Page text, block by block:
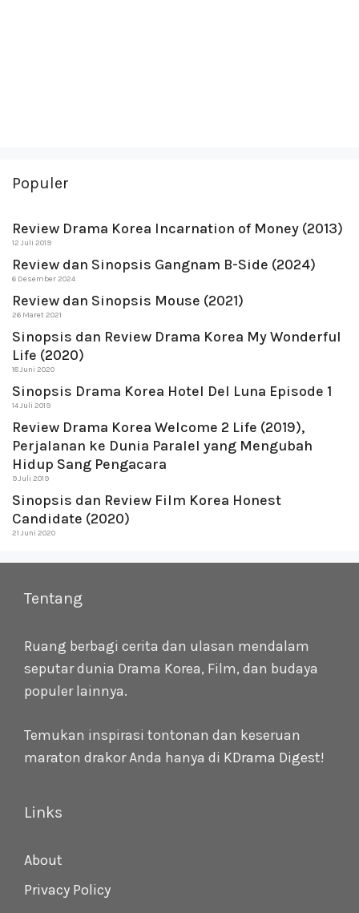
Populer
Review Drama Korea Incarnation of Money (2013)
12 Juli 2019
Review dan Sinopsis Gangnam B-Side (2024)
6 Desember 2024
Review dan Sinopsis Mouse (2021)
26 Maret 2021
Sinopsis dan Review Drama Korea My Wonderful
Life (2020)
18 Juni 2020
Sinopsis Drama Korea Hotel Del Luna Episode 1
14 Juli 2019
Review Drama Korea Welcome 2 Life (2019),
Perjalanan ke Dunia Paralel yang Mengubah
Hidup Sang Pengacara
9 Juli 2019
Sinopsis dan Review Film Korea Honest
Candidate (2020)
21 Juni 2020
Tentang
Ruang berbagi cerita dan ulasan mendalam
seputar dunia Drama Korea, Film, dan budaya
populer lainnya.
Temukan inspirasi tontonan dan keseruan
maraton drakor Anda hanya di KDrama Digest!
Links
About
Privacy Policy